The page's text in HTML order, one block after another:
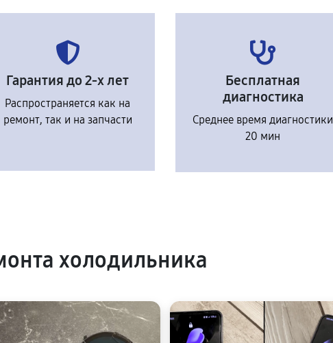
Гарантия до 2-х лет
Распространяется как на
ремонт, так и на запчасти
Бесплатная
диагностика
Среднее время диагностики
20 мин
холодильника